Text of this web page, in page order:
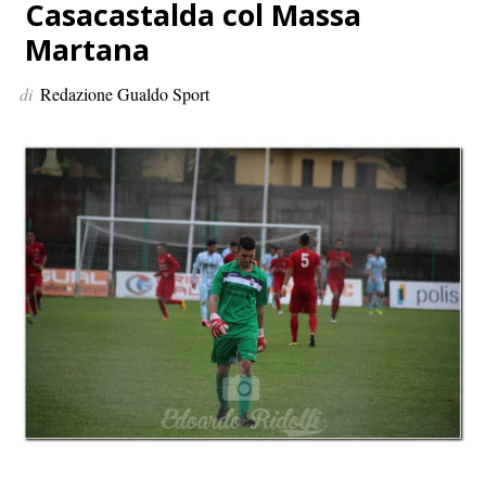
e
r
:
Casacastalda col Massa
Martana
di Redazione Gualdo Sport